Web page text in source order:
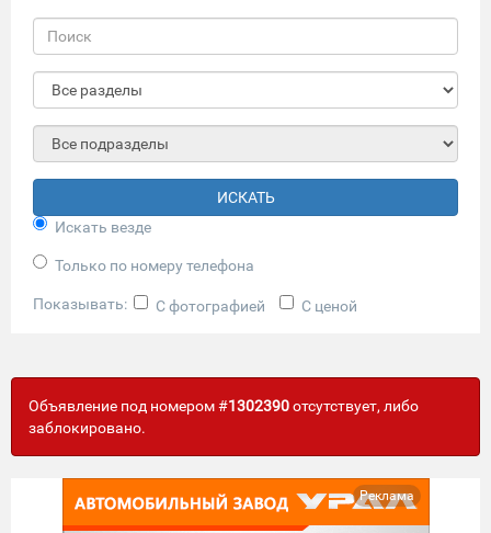
ИСКАТЬ
Искать везде
Только по номеру телефона
Показывать: С фотографией С ценой
Объявление под номером #1302390отсутствует, либо
заблокировано.
Реклама